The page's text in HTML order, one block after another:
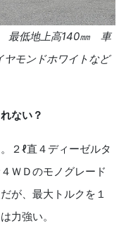
最低地上高140㎜ 車
モンドホワイトなど
ない？
２ℓ直４ディーゼルタ
ＷＤのモノグレード
が、最大トルクを１
力強い。